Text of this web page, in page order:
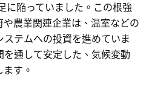
に陥っていました。この根強
農業関連企業は、温室などの
テムへの投資を進めていま
通して安定した、気候変動
す。